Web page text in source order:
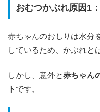
おむつかぶれ原因1
赤ちゃんのおしりは水分
しているため、かぶれと
しかし、意外と赤ちゃん
ト です。